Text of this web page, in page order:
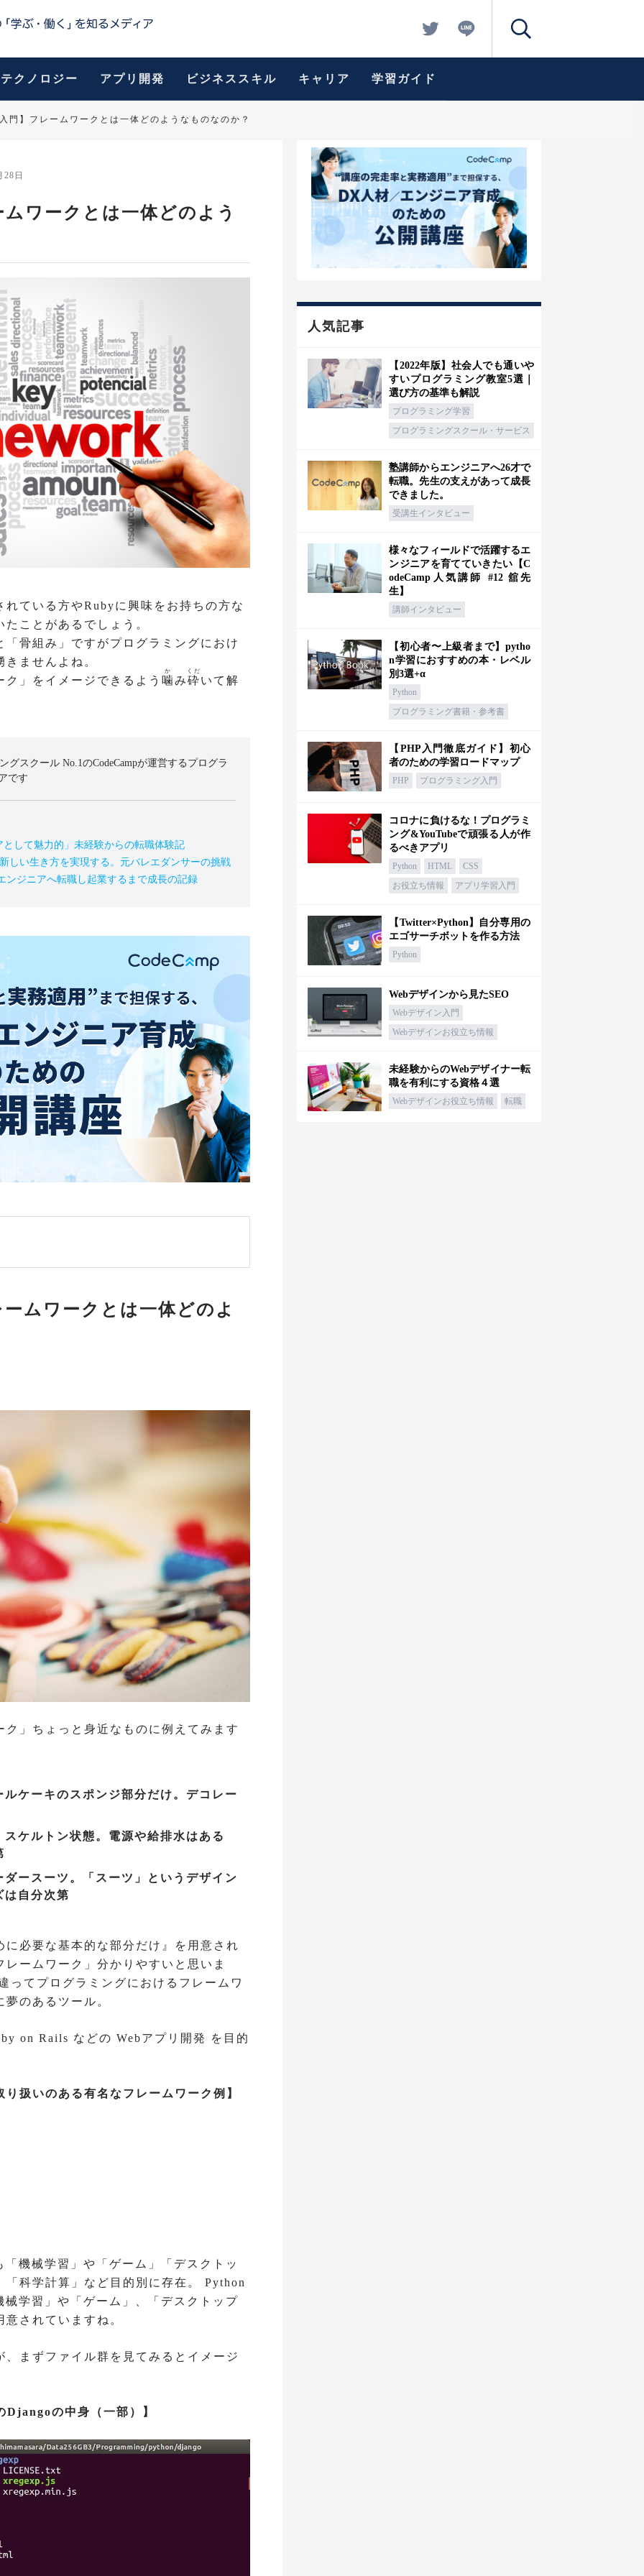
テクノロジー アプリ開発 ビジネススキル キャリア 学習ガイド
門】フレームワークとは一体どのようなものなのか？
28日
ワークとは一体どのよう
ている方やRubyに興味をお持ちの方な
ことがあるでしょう。
骨組み」ですがプログラミングにおけ
ませんよね。
」をイメージできるよう 噛
か
み砕
くだ
いて解
グスクール No.1のCodeCampが運営するプログラ
です
して魅力的」未経験からの転職体験記
しい生き方を実現する。元バレエダンサーの挑戦
ンジニアへ転職し起業するまで成長の記録
ムワークとは一体どのよ
」ちょっと身近なものに例えてみます
ケーキのスポンジ部分だけ。デコレー
ケルトン状態。電源や給排水はある
ースーツ。「スーツ」というデザイン
は自分次第
必要な基本的な部分だけ』を用意され
ームワーク」分かりやすいと思いま
ってプログラミングにおけるフレームワ
のあるツール。
on Rails などの Webアプリ開発 を目的
扱いのある有名なフレームワーク例】
機械学習」や「ゲーム」「デスクトッ
科学計算」など目的別に存在。 Python
学習」や「ゲーム」、「デスクトップ
されていますね。
まずファイル群を見てみるとイメージ
Djangoの中身（一部）】
人気記事
【2022年版】社会人でも通いや
すいプログラミング教室5選｜
選び方の基準も解説
プログラミング学習
プログラミングスクール・サービス
塾講師からエンジニアへ26才で
転職。先生の支えがあって成長
できました。
受講生インタビュー
様々なフィールドで活躍するエ
ンジニアを育てていきたい【C
odeCamp人気講師 #12 舘先
生】
講師インタビュー
【初心者〜上級者まで】pytho
n学習におすすめの本・レベル
別3選+α
Python
プログラミング書籍・参考書
【PHP入門徹底ガイド】初心
者のための学習ロードマップ
PHP プログラミング入門
コロナに負けるな！プログラミ
ング&YouTubeで頑張る人が作
るべきアプリ
Python HTML
CSS
お役立ち情報
アプリ学習入門
【Twitter×Python】自分専用の
エゴサーチボットを作る方法
Python
Webデザインから見たSEO
Webデザイン入門
Webデザインお役立ち情報
未経験からのWebデザイナー転
職を有利にする資格４選
Webデザインお役立ち情報 転職